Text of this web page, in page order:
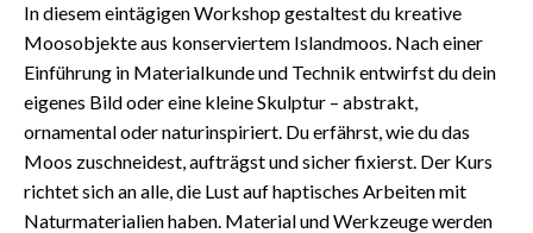
In diesem eintägigen Workshop gestaltest du kreative
Moosobjekte aus konserviertem Islandmoos. Nach einer
Einführung in Materialkunde und Technik entwirfst du dein
eigenes Bild oder eine kleine Skulptur – abstrakt,
ornamental oder naturinspiriert. Du erfährst, wie du das
Moos zuschneidest, aufträgst und sicher fixierst. Der Kurs
richtet sich an alle, die Lust auf haptisches Arbeiten mit
Naturmaterialien haben. Material und Werkzeuge werden